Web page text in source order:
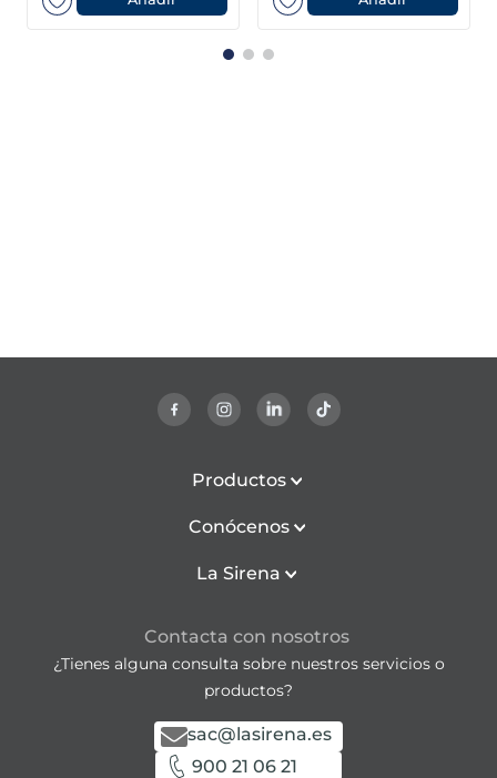
Añadir Añadir
Productos
Conócenos
La Sirena
Contacta con nosotros
¿Tienes alguna consulta sobre nuestros servicios o
productos?
sac@lasirena.es
900 21 06 21